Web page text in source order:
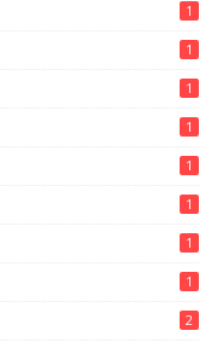
1
1
1
1
1
1
1
1
2